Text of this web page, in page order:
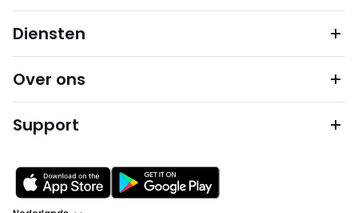
Diensten
Over ons
Support